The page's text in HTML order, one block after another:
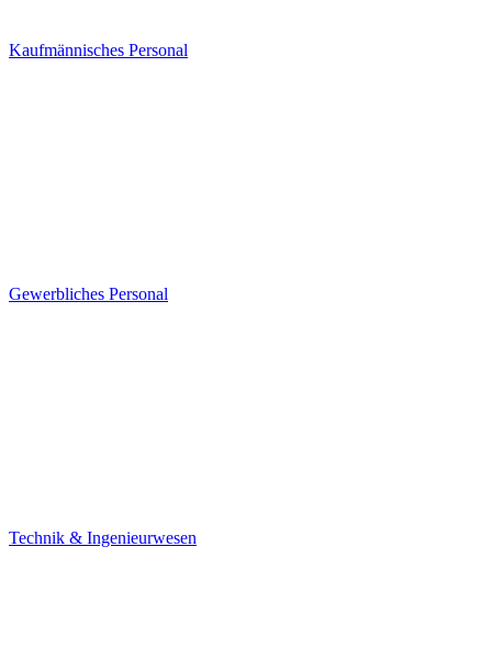
Kaufmännisches Personal
Gewerbliches Personal
Technik & Ingenieurwesen